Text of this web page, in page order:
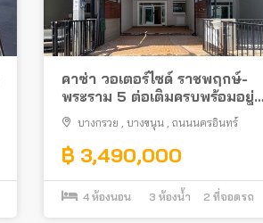
คาซ่า วอเตอร์ไซด์ ราชพฤกษ์-
พระราม 5 ต่อเติมครบพร้อมอยู่
ทำเลดีต้นโครงการ
บางกรวย , บางขนุน , ถนนนครอินทร์
฿ 3,490,000
4 ห้องนอน 3 ห้องน้ำ 2 ที่จอดรถ